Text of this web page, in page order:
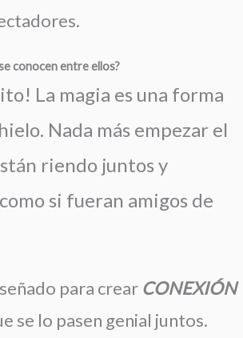
conocen entre ellos?
La magia es una forma
Nada más empezar el
riendo juntos y
si fueran amigos de
para crear CONEXIÓN
se lo pasen genial juntos.